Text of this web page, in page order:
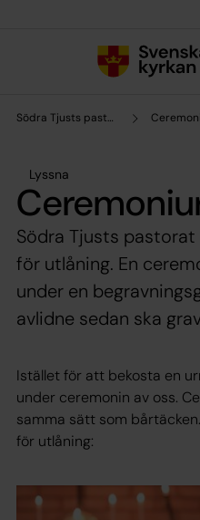
Södra Tjusts pastorat
Lyssna
Södra Tjusts
för utlåning. En
under en
avlidne sedan ska
Istället för att bekosta en
under ceremonin av oss.
samma sätt som
för utlåning: